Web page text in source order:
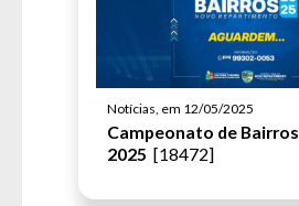
Notícias, em 12/05/2025
Campeonato de Bairros
2025 [18472]